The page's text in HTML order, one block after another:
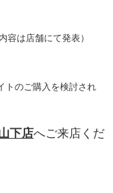
容は店舗にて発表）
トのご購入を検討され
下店へご来店くだ